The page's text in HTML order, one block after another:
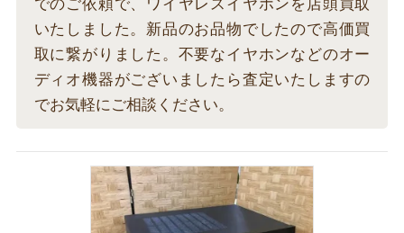
でのご依頼で、ワイヤレスイヤホンを店頭買取
いたしました。新品のお品物でしたので高価買
取に繋がりました。不要なイヤホンなどのオー
ディオ機器がございましたら査定いたしますの
でお気軽にご相談ください。